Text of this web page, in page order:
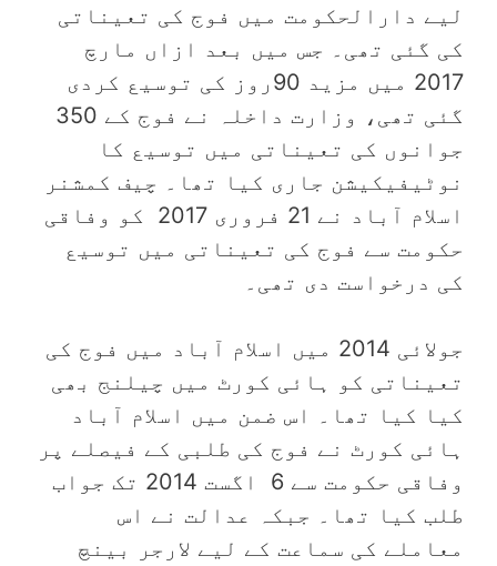
لیے دارالحکومت میں فوج کی تعیناتی
کی گئی تھی۔ جس میں بعد ازاں مارچ
2017 میں مزید 90روز کی توسیع کردی
گئی تھی، وزارت داخلہ نے فوج کے 350
جوانوں کی تعیناتی میں توسیع کا
نوٹیفیکیشن جاری کیا تھا۔ چیف کمشنر
اسلام آباد نے 21 فروری 2017 کو وفاقی
حکومت سے فوج کی تعیناتی میں توسیع
کی درخواست دی تھی۔
جولائی 2014 میں اسلام آباد میں فوج کی
تعیناتی کو ہائی کورٹ میں چیلنج بھی
کیا کیا تھا۔ اس ضمن میں اسلام آباد
ہائی کورٹ نے فوج کی طلبی کے فیصلے پر
وفاقی حکومت سے 6 اگست 2014 تک جواب
طلب کیا تھا۔ جبکہ عدالت نے اس
معاملے کی سماعت کے لیے لارجر بینچ